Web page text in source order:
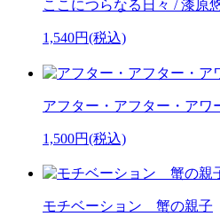
ここにつらなる日々 / 漆原
1,540円(税込)
アフター・アフター・アワ
1,500円(税込)
モチベーション 蟹の親子